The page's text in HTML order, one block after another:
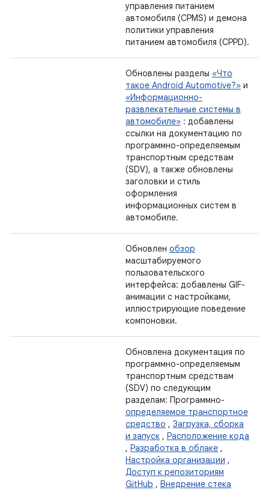
управления питанием
автомобиля (CPMS) и демона
политики управления
питанием автомобиля (CPPD).
Обновлены разделы «Что
такое Android Automotive?» и
«Информационно-
развлекательные системы в
автомобиле» : добавлены
ссылки на документацию по
программно-определяемым
транспортным средствам
(SDV), а также обновлены
заголовки и стиль
оформления
информационных систем в
автомобиле.
Обновлен обзор
масштабируемого
пользовательского
интерфейса: добавлены GIF-
анимации с настройками,
иллюстрирующие поведение
компоновки.
Обновлена ​​документация по
программно-определяемым
транспортным средствам
(SDV) по следующим
разделам: Программно-
определяемое транспортное
средство , Загрузка, сборка
и запуск , Расположение кода
, Разработка в облаке ,
Настройка организации ,
Доступ к репозиториям
GitHub , Внедрение стека